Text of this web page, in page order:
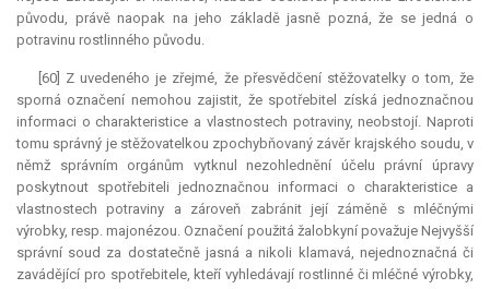
původu, právě naopak na jeho základě jasně pozná, že se jedná o
potravinu rostlinného původu.
[60] Z uvedeného je zřejmé, že přesvědčení stěžovatelky o tom, že
sporná označení nemohou zajistit, že spotřebitel získá jednoznačnou
informaci o charakteristice a vlastnostech potraviny, neobstojí. Naproti
tomu správný je stěžovatelkou zpochybňovaný závěr krajského soudu, v
němž správním orgánům vytknul nezohlednění účelu právní úpravy
poskytnout spotřebiteli jednoznačnou informaci o charakteristice a
vlastnostech potraviny a zároveň zabránit její záměně s mléčnými
výrobky, resp. majonézou. Označení použitá žalobkyní považuje Nejvyšší
správní soud za dostatečně jasná a nikoli klamavá, nejednoznačná či
zavádějící pro spotřebitele, kteří vyhledávají rostlinné či mléčné výrobky,